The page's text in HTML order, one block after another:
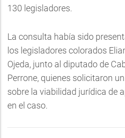
130 legisladores.
La consulta había sido
los legisladores colorados
Ojeda, junto al diputado de
Perrone, quienes solicitaron
sobre la viabilidad jurídica de
en el caso.